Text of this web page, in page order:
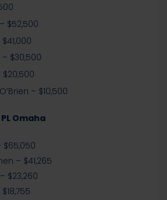
$52,500
$30,500
– $10,500
Omaha
$65,050
– $41,265
$23,260